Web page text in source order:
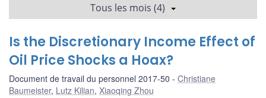
Tous les mois (4)
Is the Discretionary Income Effect of
Oil Price Shocks a Hoax?
Document de travail du personnel 2017-50
Christiane
Baumeister, Lutz Kilian, Xiaoqing Zhou